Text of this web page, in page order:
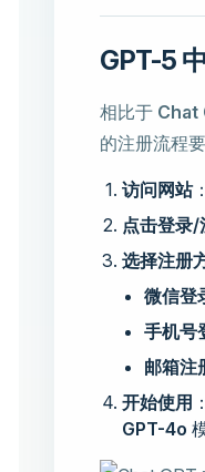
GPT-5
相比于 Chat
的注册流程
访问网站
点击登录/
选择注册
微信登
手机号
邮箱注
开始使用
GPT-4o